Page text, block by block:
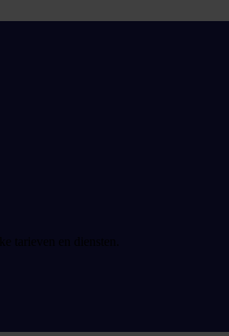
tarieven en diensten.